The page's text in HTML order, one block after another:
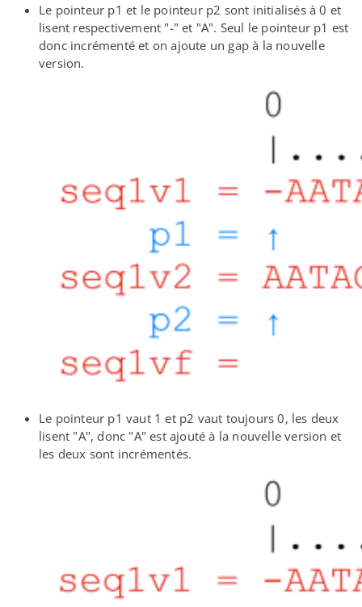
Le pointeur p1 et le pointeur p2 sont initialisés à 0 et
lisent respectivement "-" et "A". Seul le pointeur p1 est
donc incrémenté et on ajoute un gap à la nouvelle
version.
Le pointeur p1 vaut 1 et p2 vaut toujours 0, les deux
lisent "A", donc "A" est ajouté à la nouvelle version et
les deux sont incrémentés.